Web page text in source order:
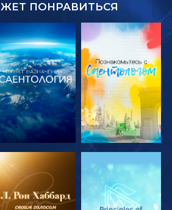
ПОНРАВИТЬСЯ
СМОТРЕТЬ
ПЕРЕДАЧИ
СМОТРЕТЬ
ПЕРЕДАЧИ